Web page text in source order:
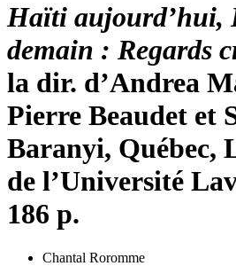
Haïti aujourd’hui,
demain : Regards
la dir. d’Andrea
Pierre Beaudet et
Baranyi, Québec,
de l’Université
186 p.
Chantal Roromme